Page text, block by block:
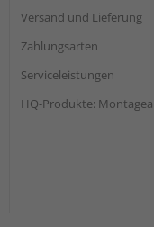
Versand und Lieferung
Zahlungsarten
Serviceleistungen
HQ-Produkte: